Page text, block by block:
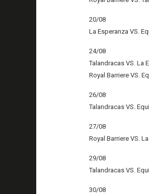
20/08
La Esperanza VS.
24/08
Talandracas VS. La
Royal Barriere VS.
26/08
Talandracas VS.
27/08
Royal Barriere VS.
29/08
Talandracas VS.
30/08